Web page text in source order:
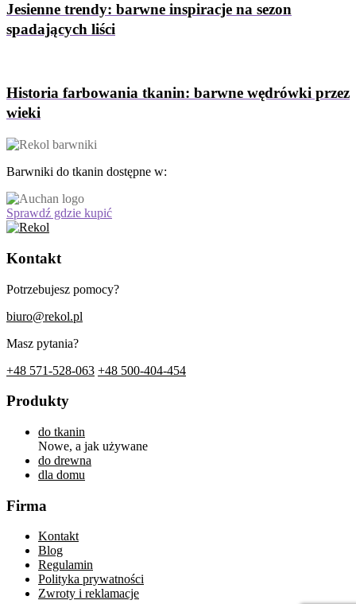
Jesienne trendy: barwne inspiracje na sezon
spadających liści
Historia farbowania tkanin: barwne wędrówki przez
wieki
Barwniki do tkanin dostępne w:
Sprawdź gdzie kupić
Kontakt
Potrzebujesz pomocy?
biuro@rekol.pl
Masz pytania?
+48 571-528-063 +48 500-404-454
Produkty
do tkanin
Nowe, a jak używane
do drewna
dla domu
Firma
Kontakt
Blog
Regulamin
Polityka prywatności
Zwroty i reklamacje